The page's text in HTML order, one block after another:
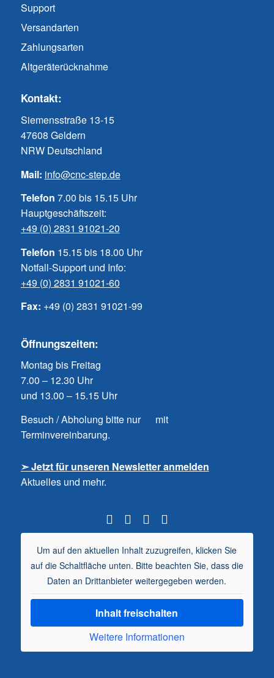
Support
Versandarten
Zahlungsarten
Altgeräterücknahme
Kontakt:
Siemensstraße 13-15
47608 Geldern
NRW Deutschland
Mail: info@cnc-step.de
Telefon 7.00 bis 15.15 Uhr
Hauptgeschäftszeit:
+49 (0) 2831 91021-20
Telefon 15.15 bis 18.00 Uhr
Notfall-Support und Info:
+49 (0) 2831 91021-60
Fax: +49 (0) 2831 91021-99
Öffnungszeiten:
Montag bis Freitag
7.00 – 12.30 Uhr
und 13.00 – 15.15 Uhr
Besuch / Abholung bitte nur mit
Terminvereinbarung.
➣ Jetzt für unseren Newsletter anmelden
Aktuelles und mehr.
Um auf den aktuellen Inhalt zuzugreifen, klicken Sie
auf die Schaltfläche unten. Bitte beachten Sie, dass die
Daten an Drittanbieter weitergegeben werden.
Inhalt freischalten
Weitere Informationen